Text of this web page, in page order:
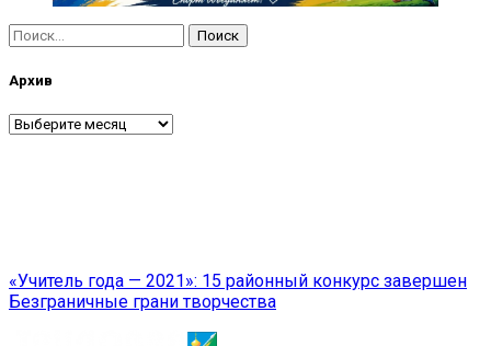
Найти:
Архив
Архив
Навигация
по
«Учитель года — 2021»: 15 районный конкурс завершен
Безграничные грани творчества